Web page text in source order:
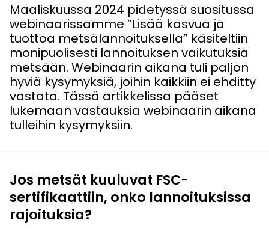
Maaliskuussa 2024 pidetyssä suositussa
webinaarissamme ”Lisää kasvua ja
tuottoa metsälannoituksella” käsiteltiin
monipuolisesti lannoituksen vaikutuksia
metsään. Webinaarin aikana tuli paljon
hyviä kysymyksiä, joihin kaikkiin ei ehditty
vastata. Tässä artikkelissa pääset
lukemaan vastauksia webinaarin aikana
tulleihin kysymyksiin.
Jos metsät kuuluvat FSC-
sertifikaattiin, onko lannoituksissa
rajoituksia?